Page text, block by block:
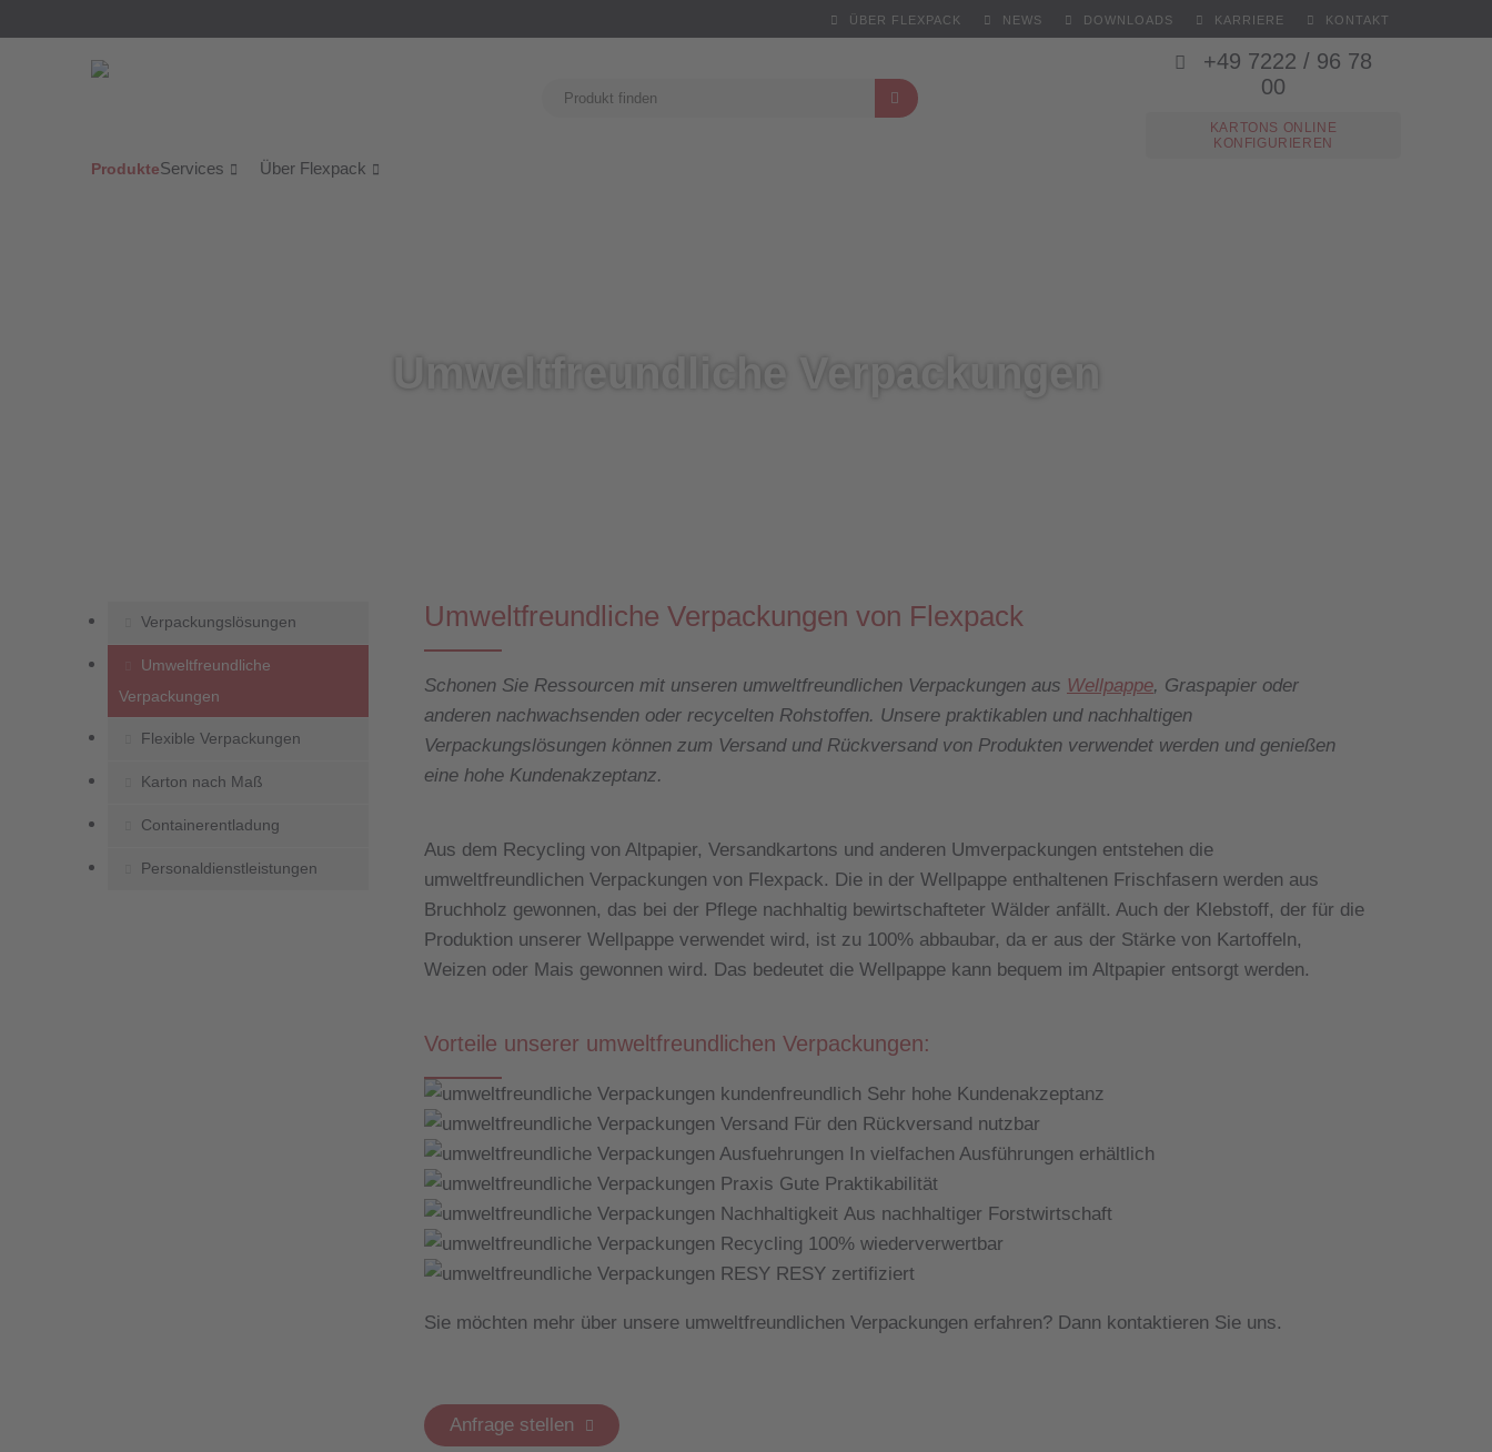
ÜBER FLEXPACK NEWS DOWNLOADS KARRIERE KONTAKT
+49 7222 / 96 78
00
KARTONS ONLINE
KONFIGURIEREN
ProdukteServices Über Flexpack
Umweltfreundliche Verpackungen
Verpackungslösungen
Umweltfreundliche
Verpackungen
Flexible Verpackungen
Karton nach Maß
Containerentladung
Personaldienstleistungen
Umweltfreundliche Verpackungen von Flexpack
Schonen Sie Ressourcen mit unseren umweltfreundlichen Verpackungen aus Wellpappe, Graspapier oder
anderen nachwachsenden oder recycelten Rohstoffen. Unsere praktikablen und nachhaltigen
Verpackungslösungen können zum Versand und Rückversand von Produkten verwendet werden und genießen
eine hohe Kundenakzeptanz.
Aus dem Recycling von Altpapier, Versandkartons und anderen Umverpackungen entstehen die
umweltfreundlichen Verpackungen von Flexpack. Die in der Wellpappe enthaltenen Frischfasern werden aus
Bruchholz gewonnen, das bei der Pflege nachhaltig bewirtschafteter Wälder anfällt. Auch der Klebstoff, der für die
Produktion unserer Wellpappe verwendet wird, ist zu 100% abbaubar, da er aus der Stärke von Kartoffeln,
Weizen oder Mais gewonnen wird. Das bedeutet die Wellpappe kann bequem im Altpapier entsorgt werden.
Vorteile unserer umweltfreundlichen Verpackungen:
Sehr hohe Kundenakzeptanz
Für den Rückversand nutzbar
In vielfachen Ausführungen erhältlich
Gute Praktikabilität
Aus nachhaltiger Forstwirtschaft
100% wiederverwertbar
RESY zertifiziert
Sie möchten mehr über unsere umweltfreundlichen Verpackungen erfahren? Dann kontaktieren Sie uns.
Anfrage stellen